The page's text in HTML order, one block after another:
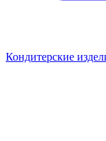
Кондитерские